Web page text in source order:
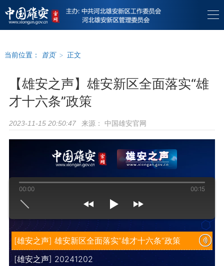
当前位置： 首页 > 正文
【雄安之声】雄安新区全面落实“雄
才十六条”政策
2023-11-15 20:50:47 来源： 中国雄安官网
[雄安之声] 雄安新区全面落实“雄才十六条”政策
[雄安之声] 20241202
00:00 00:15